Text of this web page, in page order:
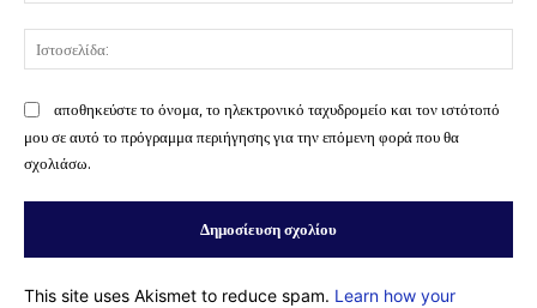
αποθηκεύστε το όνομα, το ηλεκτρονικό ταχυδρομείο και τον ιστότοπό
μου σε αυτό το πρόγραμμα περιήγησης για την επόμενη φορά που θα
σχολιάσω.
This site uses Akismet to reduce spam. Learn how your